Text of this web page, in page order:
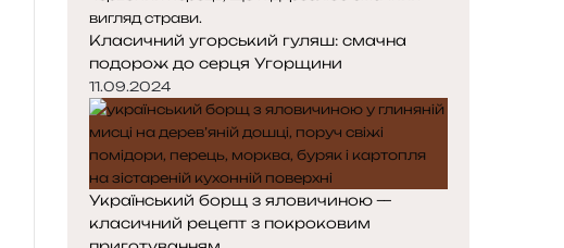
Класичний угорський гуляш: смачна
подорож до серця Угорщини
11.09.2024
Український борщ з яловичиною —
класичний рецепт з покроковим